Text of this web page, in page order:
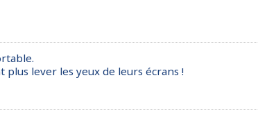
lever les yeux de leurs écrans !